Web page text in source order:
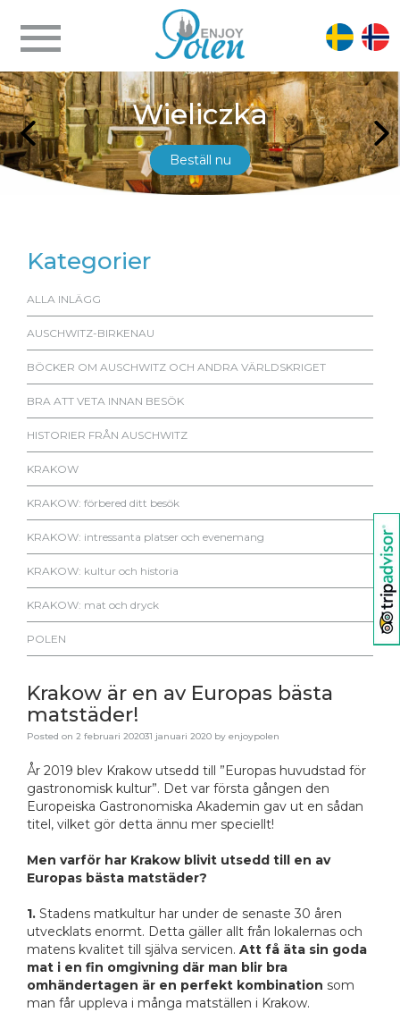
Wieliczka
Beställ nu
Kategorier
ALLA INLÄGG
AUSCHWITZ-BIRKENAU
BÖCKER OM AUSCHWITZ OCH ANDRA VÄRLDSKRIGET
BRA ATT VETA INNAN BESÖK
HISTORIER FRÅN AUSCHWITZ
KRAKOW
KRAKOW: förbered ditt besök
KRAKOW: intressanta platser och evenemang
KRAKOW: kultur och historia
KRAKOW: mat och dryck
POLEN
Krakow är en av Europas bästa
matstäder!
Posted on 2 februari 202031 januari 2020 by enjoypolen
År 2019 blev Krakow utsedd till ”Europas huvudstad för
gastronomisk kultur”. Det var första gången den
Europeiska Gastronomiska Akademin gav ut en sådan
titel, vilket gör detta ännu mer speciellt!
Men varför har Krakow blivit utsedd till en av
Europas bästa matstäder?
1. Stadens matkultur har under de senaste 30 åren
utvecklats enormt. Detta gäller allt från lokalernas och
matens kvalitet till själva servicen. Att få äta sin goda
mat i en fin omgivning där man blir bra
omhändertagen är en perfekt kombination som
man får uppleva i många matställen i Krakow.